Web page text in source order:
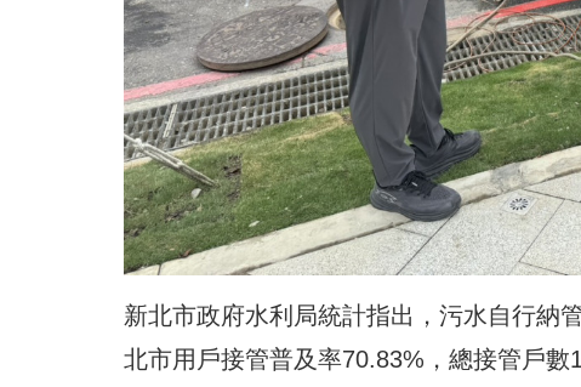
新北市政府水利局統計指出，污水自行納
北市用戶接管普及率70.83%，總接管戶數